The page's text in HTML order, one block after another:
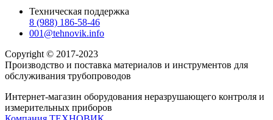
Техническая поддержка
8 (988) 186-58-46
001@tehnovik.info
Copyright © 2017-2023
Производство и поставка материалов и инструментов для
обслуживания трубопроводов
Интернет-магазин оборудования неразрушающего контроля и
измерительных приборов